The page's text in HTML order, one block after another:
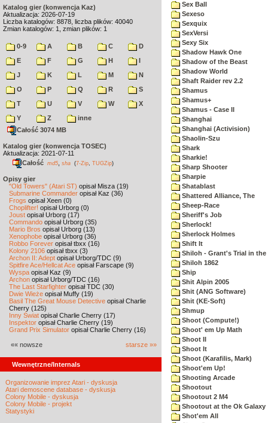
Katalog gier (konwencja Kaz)
Aktualizacja: 2026-07-19
Liczba katalogów: 8878, liczba plików: 40040
Zmian katalogów: 1, zmian plików: 1
0-9 A B C
D
E
F G H
I
J
K L M
N
O
P Q R
S
T
U V W
X
Y
Z
inne
Całość 3074 MB
Katalog gier (konwencja TOSEC)
Aktualizacja: 2021-07-11
Całość md5 sha (7-Zip TUGZip)
Opisy gier
"Old Towers" (Atari ST) opisał Misza (19)
Submarine Commander opisał Kaz (36)
Frogs opisał Xeen (0)
Choplifter! opisał Urborg (0)
Joust opisał Urborg (17)
Commando opisał Urborg (35)
Mario Bros opisał Urborg (13)
Xenophobe opisał Urborg (36)
Robbo Forever opisał tbxx (16)
Kolony 2106 opisał tbxx (3)
Archon II: Adept opisał Urborg/TDC (9)
Spitfire Ace/Hellcat Ace opisał Farscape (9)
Wyspa opisał Kaz (9)
Archon opisał Urborg/TDC (16)
The Last Starfighter opisał TDC (30)
Dwie Wieże opisał Muffy (19)
Basil The Great Mouse Detective opisał Charlie
Cherry (125)
Inny Świat opisał Charlie Cherry (17)
Inspektor opisał Charlie Cherry (19)
Grand Prix Simulator opisał Charlie Cherry (16)
«« nowsze starsze »»
Wewnętrzne/Internals
Organizowanie imprez Atari - dyskusja
Atari demoscene database - dyskusja
Colony Mobile - dyskusja
Colony Mobile - projekt
Statystyki
Sex Ball
Sexeso
Sexquix
SexVersi
Sexy Six
Shadow Hawk One
Shadow of the Beast
Shadow World
Shaft Raider rev 2.2
Shamus
Shamus+
Shamus - Case II
Shanghai
Shanghai (Activision)
Shaolin-Szu
Shark
Sharkie!
Sharp Shooter
Sharpie
Shatablast
Shattered Alliance, The
Sheep-Race
Sheriff's Job
Sherlock!
Sherlock Holmes
Shift It
Shiloh - Grant's Trial in the
Shiloh 1862
Ship
Shit Alpin 2005
Shit (ANG Software)
Shit (KE-Soft)
Shmup
Shoot (Compute!)
Shoot' em Up Math
Shoot II
Shoot It
Shoot (Karafilis, Mark)
Shoot'em Up!
Shooting Arcade
Shootout
Shootout 2 M4
Shootout at the Ok Galaxy
Shot'em All